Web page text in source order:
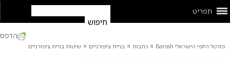
תפריט
פורטל היופי הישראלי Barosh » כתבות » בניית ציפורניים » שיטות בניית ציפורניים
הדפס